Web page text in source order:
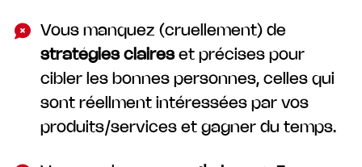
Vous manquez (cruellement) de
stratégies claireset précises pour
cibler les bonnes personnes, celles qui
sont réellment intéressées par vos
produits/services et gagner du temps.